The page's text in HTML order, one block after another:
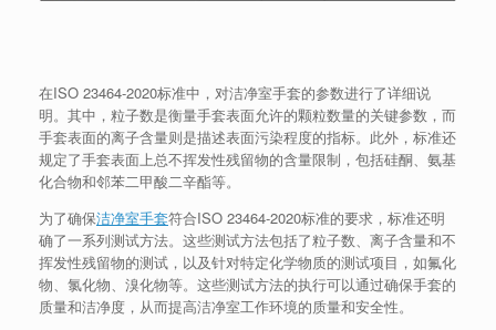
在ISO 23464-2020标准中，对洁净室手套的参数进行了详细说
明。其中，粒子数是衡量手套表面允许的颗粒数量的关键参数，而
手套表面的离子含量则是描述表面污染程度的指标。此外，标准还
规定了手套表面上总不挥发性残留物的含量限制，包括硅酮、氨基
化合物和邻苯二甲酸二辛酯等。
为了确保洁净室手套符合ISO 23464-2020标准的要求，标准还明
确了一系列测试方法。这些测试方法包括了粒子数、离子含量和不
挥发性残留物的测试，以及针对特定化学物质的测试项目，如氟化
物、氯化物、溴化物等。这些测试方法的执行可以通过确保手套的
质量和洁净度，从而提高洁净室工作环境的质量和安全性。